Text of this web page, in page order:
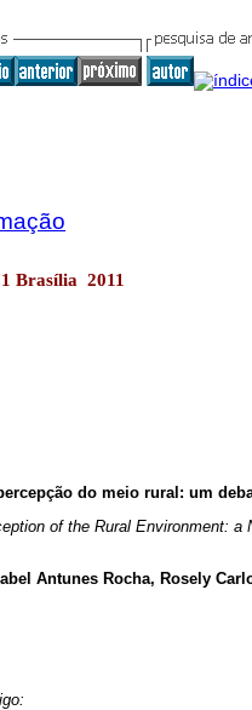
Brasília 2011
do meio rural: um
of the Rural Environment: a
Antunes Rocha, Rosely